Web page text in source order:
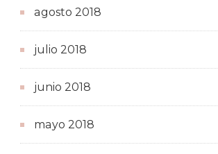
agosto 2018
julio 2018
junio 2018
mayo 2018